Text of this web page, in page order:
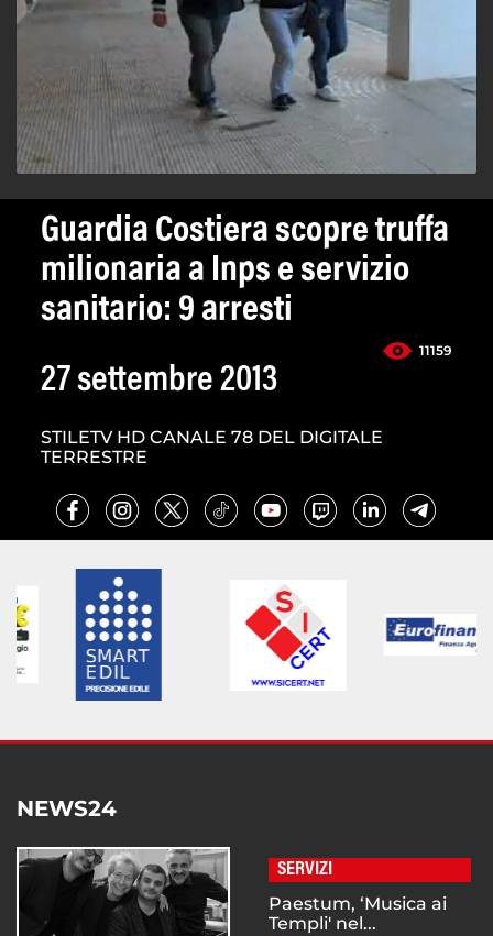
Guardia Costiera scopre truffa
milionaria a Inps e servizio
sanitario: 9 arresti
11159
27 settembre 2013
STILETV HD CANALE 78 DEL DIGITALE
TERRESTRE
NEWS24
SERVIZI
Paestum, ‘Musica ai
Templi' nel...